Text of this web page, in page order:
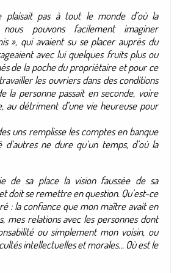
plaisait pas à tout le monde d’où la
nous pouvons facilement imaginer
», qui avaient su se placer auprès du
avec lui quelques fruits plus ou
de la poche du propriétaire et pour ce
les ouvriers dans des conditions
la personne passait en seconde, voire
au détriment d’une vie heureuse pour
uns remplisse les comptes en banque
d’autres ne dure qu’un temps, d’où la
de sa place la vision faussée de sa
doit se remettre en question. Qu’est-ce
: la confiance que mon maître avait en
mes relations avec les personnes dont
ou simplement mon voisin, ou
intellectuelles et morales… Où est le